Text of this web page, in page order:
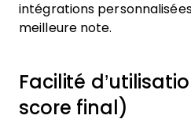
intégrations
meilleure note.
Facilité
score final)